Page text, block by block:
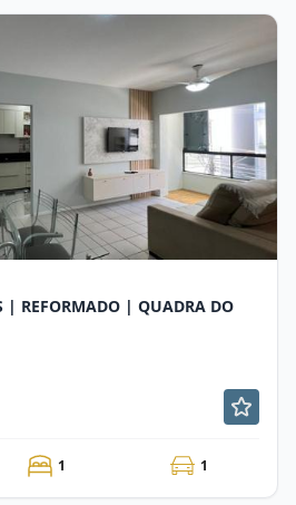
| REFORMADO | QUADRA DO
1 1